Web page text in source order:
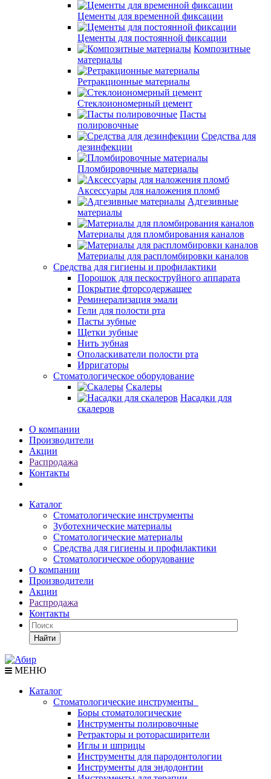
Цементы для временной фиксации
Цементы для постоянной фиксации
Композитные
материалы
Ретракционные материалы
Стеклоиономерный цемент
Пасты
полировочные
Средства для
дезинфекции
Пломбировочные материалы
Аксессуары для наложения пломб
Адгезивные
материалы
Материалы для пломбирования каналов
Материалы для распломбировки каналов
Средства для гигиены и профилактики
Порошок для пескоструйного аппарата
Покрытие фторсодержащее
Реминерализация эмали
Гели для полости рта
Пасты зубные
Щетки зубные
Нить зубная
Ополаскиватели полости рта
Ирригаторы
Стоматологическое оборудование
Скалеры
Насадки для
скалеров
О компании
Производители
Акции
Распродажа
Контакты
Каталог
Стоматологические инструменты
Зуботехнические материалы
Стоматологические материалы
Средства для гигиены и профилактики
Стоматологическое оборудование
О компании
Производители
Акции
Распродажа
Контакты
Найти
МЕНЮ
Каталог
Стоматологические инструменты
Боры стоматологические
Инструменты полировочные
Ретракторы и роторасширители
Иглы и шприцы
Инструменты для пародонтологии
Инструменты для эндодонтии